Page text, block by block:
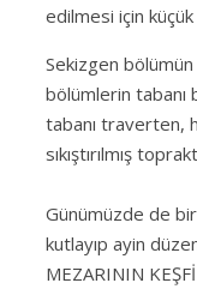
edilmesi için
Sekizgen
bölümlerin tabanı
tabanı traverten,
sıkıştırılmış
Günümüzde de
kutlayıp ayin
MEZARININ